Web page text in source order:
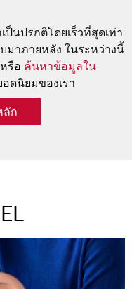
นปรกติโดยเร็วที่สุดเท่า
มาภายหลัง ในระหว่างนี้
หรือ ค้นหาข้อมูลใน
ดนิยมของเรา
ก